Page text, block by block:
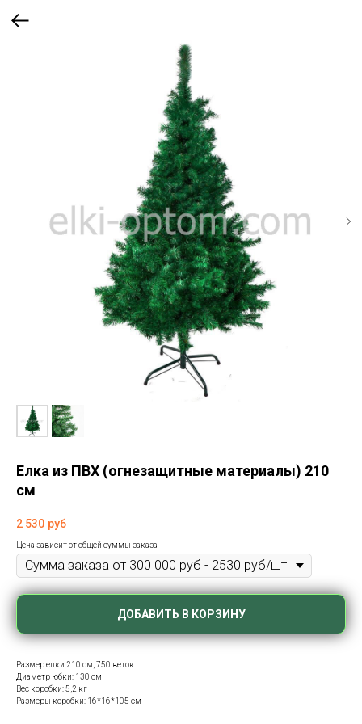
Елка из ПВХ (огнезащитные материалы) 210
см
2 530 руб
Цена зависит от общей суммы заказа
ДОБАВИТЬ В КОРЗИНУ
Размер елки 210 см, 750 веток
Диаметр юбки: 130 см
Вес коробки: 5,2 кг
Размеры коробки: 16*16*105 см